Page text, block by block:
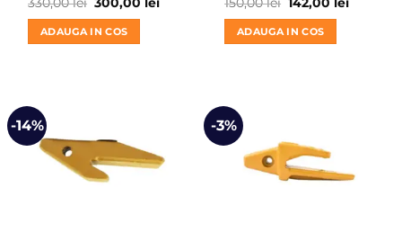
inițial
a
fost:
330,00 lei.
ADAUGA IN COS
inițial
a
fost:
150,00 lei.
ADAUGA IN COS
-14% -3%